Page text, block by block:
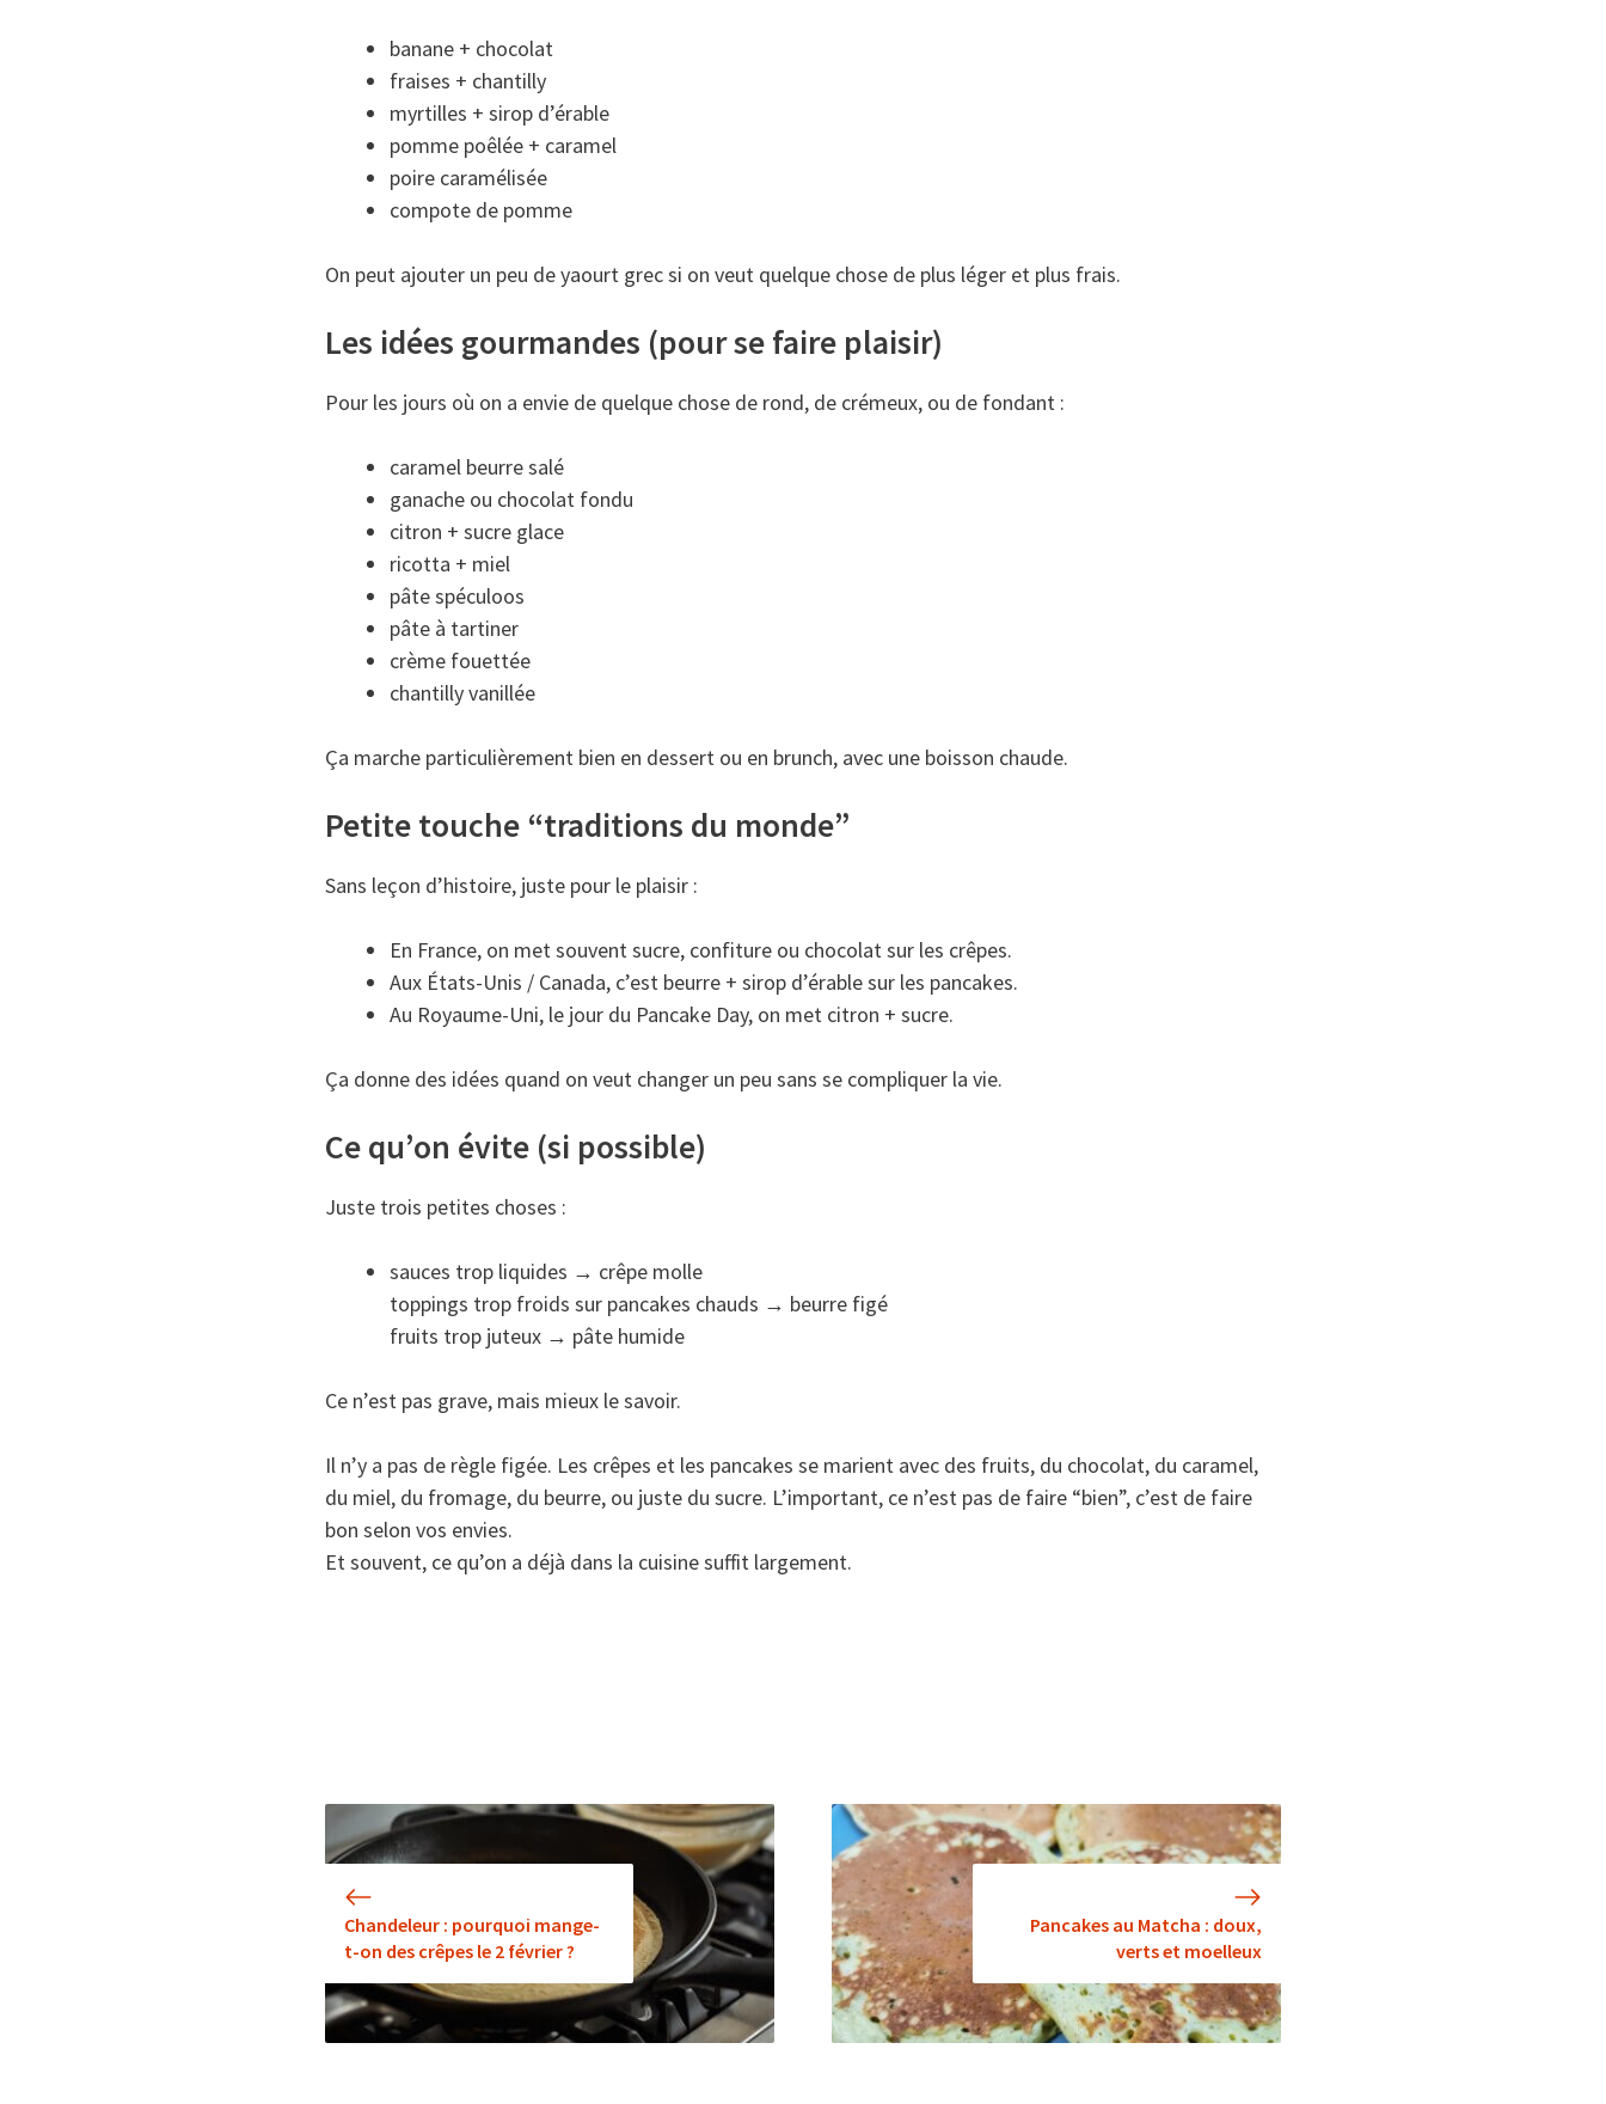
banane + chocolat
fraises + chantilly
myrtilles + sirop d’érable
pomme poêlée + caramel
poire caramélisée
compote de pomme
On peut ajouter un peu de yaourt grec si on veut quelque chose de plus léger et plus frais.
Les idées gourmandes (pour se faire plaisir)
Pour les jours où on a envie de quelque chose de rond, de crémeux, ou de fondant :
caramel beurre salé
ganache ou chocolat fondu
citron + sucre glace
ricotta + miel
pâte spéculoos
pâte à tartiner
crème fouettée
chantilly vanillée
Ça marche particulièrement bien en dessert ou en brunch, avec une boisson chaude.
Petite touche “traditions du monde”
Sans leçon d’histoire, juste pour le plaisir :
En France, on met souvent sucre, confiture ou chocolat sur les crêpes.
Aux États-Unis / Canada, c’est beurre + sirop d’érable sur les pancakes.
Au Royaume-Uni, le jour du Pancake Day, on met citron + sucre.
Ça donne des idées quand on veut changer un peu sans se compliquer la vie.
Ce qu’on évite (si possible)
Juste trois petites choses :
sauces trop liquides → crêpe molle
toppings trop froids sur pancakes chauds → beurre figé
fruits trop juteux → pâte humide
Ce n’est pas grave, mais mieux le savoir.
Il n’y a pas de règle figée. Les crêpes et les pancakes se marient avec des fruits, du chocolat, du caramel,
du miel, du fromage, du beurre, ou juste du sucre. L’important, ce n’est pas de faire “bien”, c’est de faire
bon selon vos envies.
Et souvent, ce qu’on a déjà dans la cuisine suffit largement.
Chandeleur : pourquoi mange-
t-on des crêpes le 2 février ?
Pancakes au Matcha : doux,
verts et moelleux